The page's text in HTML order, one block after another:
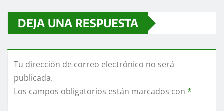
DEJA UNA RESPUESTA
Tu dirección de correo electrónico no será
publicada.
Los campos obligatorios están marcados con *